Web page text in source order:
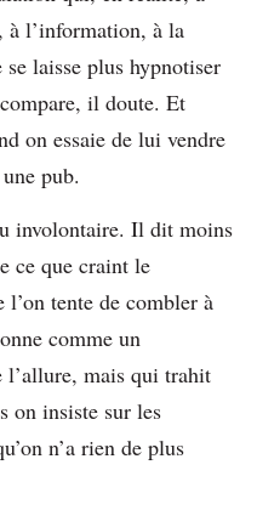
à l’information, à la
laisse plus hypnotiser
il doute. Et
on essaie de lui vendre
pub.
involontaire. Il dit moins
ce que craint le
tente de combler à
comme un
l’allure, mais qui trahit
on insiste sur les
n’a rien de plus